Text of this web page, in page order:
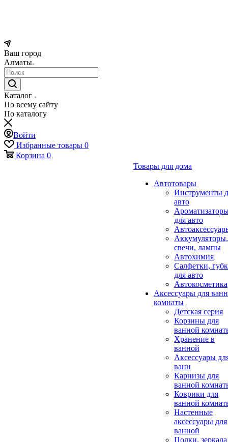
Ваш город
Алматы
Каталог
По всему сайту
По каталогу
Войти
Избранные товары 0
Корзина 0
Товары для дома
Автотовары
Инструменты
авто
для авто
Аккумуляторы,
свечи, лампы
Автохимия
Салфетки,
для авто
Автокосметика
Аксессуары для
комнаты
Детская серия
Корзины для
ванной
Хранение в
ванной
Аксессуары
ванн
Карнизы для
ванной
Коврики для
ванной
Настенные
аксессуары для
ванной
Полки, зеркала